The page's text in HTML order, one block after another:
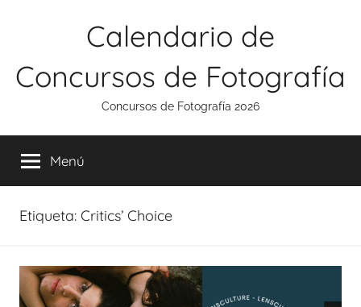
Calendario de
Concursos de Fotografía
Concursos de Fotografía 2026
Menú
Etiqueta: Critics’ Choice